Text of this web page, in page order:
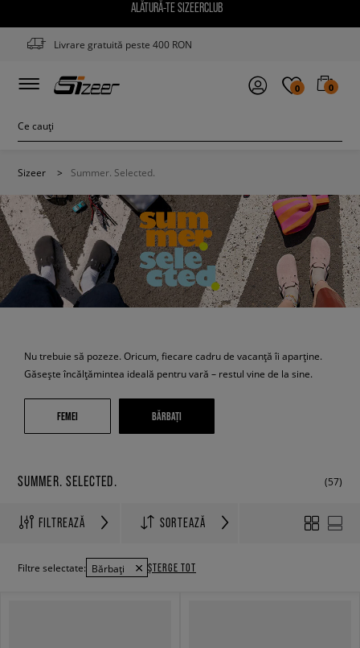
ALĂTURĂ-TE SIZEERCLUB
Livrare gratuită peste 400 RON
0 0
Sizeer > Summer. Selected.
Nu trebuie să pozeze. Oricum, fiecare cadru de vacanță îi aparține.
Găsește încălțămintea ideală pentru vară – restul vine de la sine.
FEMEI BĂRBAȚI
SUMMER. SELECTED. (57)
FILTREAZĂ SORTEAZĂ
Filtre selectate: Bărbați ȘTERGE TOT